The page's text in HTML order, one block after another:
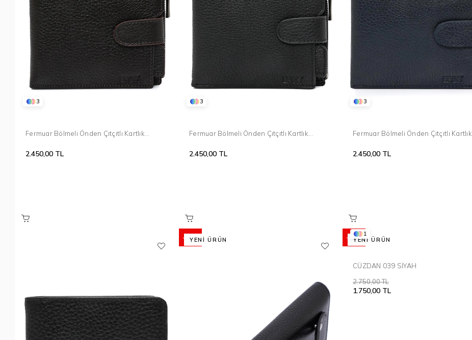
3
Fermuar Bölmeli Önden Çıtçıtlı Kartlık
2.450,00 TL
3
Fermuar Bölmeli Önden Çıtçıtlı Kartlık
2.450,00 TL
3
Fermuar Bölmeli Önden Çıtçıtlı Kartlık
2.450,00 TL
%36
YENI ÜRÜN
1
CÜZDAN 039 SİYAH
1.750,00 TL
2.750,00 TL
%36
YENI ÜRÜN